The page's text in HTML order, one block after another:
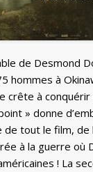
de Desmond
hommes à
crête à
» donne
tout le film, de
à la guerre où
! La